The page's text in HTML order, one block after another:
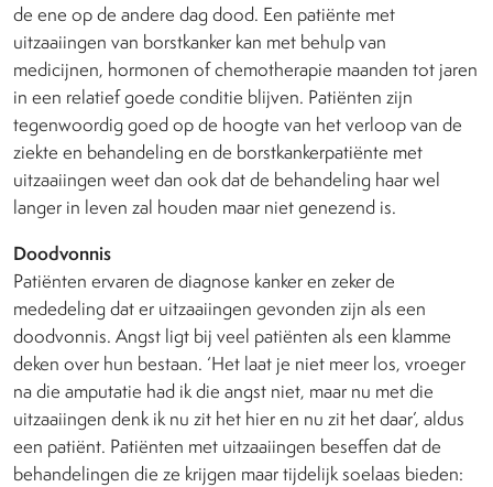
de ene op de andere dag dood. Een patiënte met
uitzaaiingen van borstkanker kan met behulp van
medicijnen, hormonen of chemotherapie maanden tot jaren
in een relatief goede conditie blijven. Patiënten zijn
tegenwoordig goed op de hoogte van het verloop van de
ziekte en behandeling en de borstkankerpatiënte met
uitzaaiingen weet dan ook dat de behandeling haar wel
langer in leven zal houden maar niet genezend is.
Doodvonnis
Patiënten ervaren de diagnose kanker en zeker de
mededeling dat er uitzaaiingen gevonden zijn als een
doodvonnis. Angst ligt bij veel patiënten als een klamme
deken over hun bestaan. ‘Het laat je niet meer los, vroeger
na die amputatie had ik die angst niet, maar nu met die
uitzaaiingen denk ik nu zit het hier en nu zit het daar’, aldus
een patiënt. Patiënten met uitzaaiingen beseffen dat de
behandelingen die ze krijgen maar tijdelijk soelaas bieden: